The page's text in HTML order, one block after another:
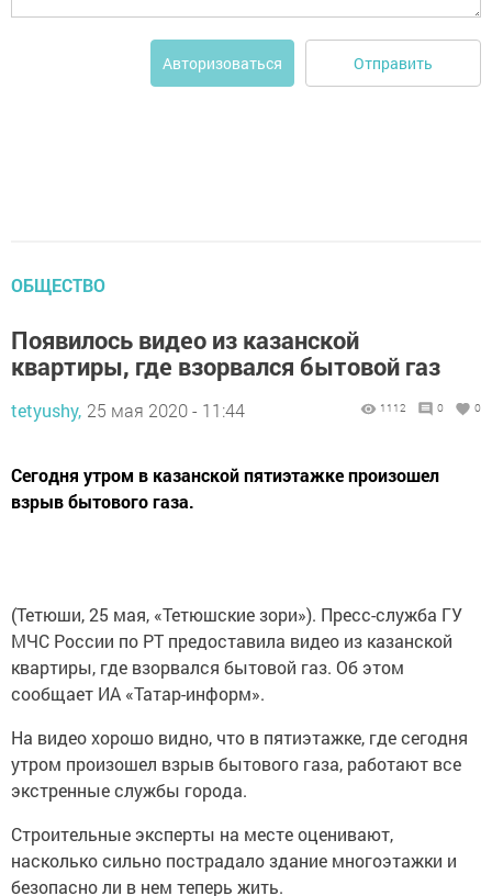
Авторизоваться Отправить
ОБЩЕСТВО
Появилось видео из казанской
квартиры, где взорвался бытовой газ
tetyushy, 25 мая 2020 - 11:44 1112 0 0
Сегодня утром в казанской пятиэтажке произошел
взрыв бытового газа.
(Тетюши, 25 мая, «Тетюшские зори»). Пресс-служба ГУ
МЧС России по РТ предоставила видео из казанской
квартиры, где взорвался бытовой газ. Об этом
сообщает ИА «Татар-информ».
На видео хорошо видно, что в пятиэтажке, где сегодня
утром произошел взрыв бытового газа, работают все
экстренные службы города.
Строительные эксперты на месте оценивают,
насколько сильно пострадало здание многоэтажки и
безопасно ли в нем теперь жить.